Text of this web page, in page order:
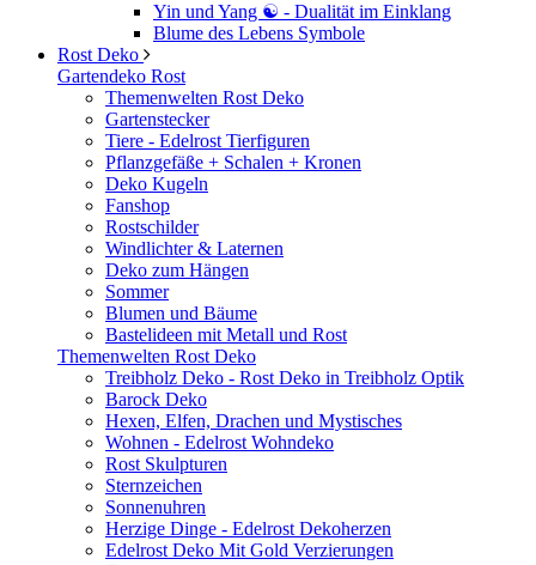
Yin und Yang ☯ - Dualität im Einklang
Blume des Lebens Symbole
Rost Deko
Gartendeko Rost
Themenwelten Rost Deko
Gartenstecker
Tiere - Edelrost Tierfiguren
Pflanzgefäße + Schalen + Kronen
Deko Kugeln
Fanshop
Rostschilder
Windlichter & Laternen
Deko zum Hängen
Sommer
Blumen und Bäume
Bastelideen mit Metall und Rost
Themenwelten Rost Deko
Treibholz Deko - Rost Deko in Treibholz Optik
Barock Deko
Hexen, Elfen, Drachen und Mystisches
Wohnen - Edelrost Wohndeko
Rost Skulpturen
Sternzeichen
Sonnenuhren
Herzige Dinge - Edelrost Dekoherzen
Edelrost Deko Mit Gold Verzierungen